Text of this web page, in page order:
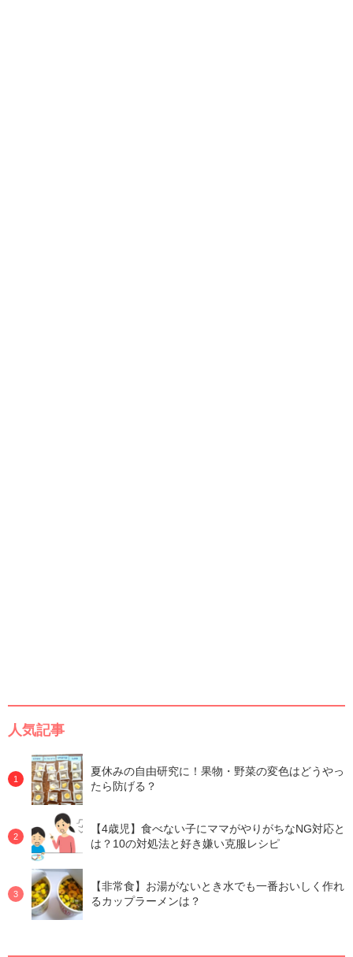
人気記事
夏休みの自由研究に！果物・野菜の変色はどうやっ
たら防げる？
【4歳児】食べない子にママがやりがちなNG対応と
は？10の対処法と好き嫌い克服レシピ
【非常食】お湯がないとき水でも一番おいしく作れ
るカップラーメンは？